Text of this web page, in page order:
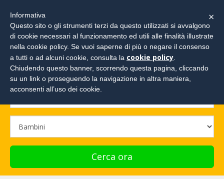
Cerca la tua vacanza e richiedi un preventivo!
Cerca ora
×
Informativa
Questo sito o gli strumenti terzi da questo utilizzati si avvalgono
di cookie necessari al funzionamento ed utili alle finalità illustrate
nella cookie policy. Se vuoi saperne di più o negare il consenso
a tutti o ad alcuni cookie, consulta la cookie policy
Chiudendo questo banner, scorrendo questa pagina, cliccando
su un link o proseguendo la navigazione in altra maniera,
acconsenti all’uso dei cookie.